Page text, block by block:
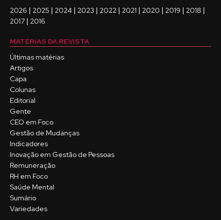
2026 | 2025 | 2024 | 2023 | 2022 | 2021 | 2020 | 2019 | 2018 |
2017 | 2016
MATÉRIAS DA REVISTA
Últimas matérias
Artigos
Capa
Colunas
Editorial
Gente
CEO em Foco
Gestão de Mudanças
Indicadores
Inovação em Gestão de Pessoas
Remuneração
RH em Foco
Saúde Mental
Sumário
Variedades